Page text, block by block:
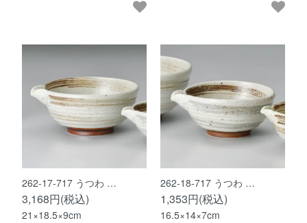
262-17-717 うつわ …
3,168円(税込)
21×18.5×9cm
262-18-717 うつわ …
1,353円(税込)
16.5×14×7cm